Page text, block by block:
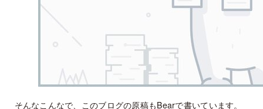
そんなこんなで、このブログの原稿もBearで書いています。